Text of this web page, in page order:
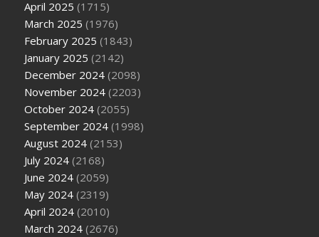
April 2025 (1715)
March 2025 (1976)
February 2025 (1843)
January 2025 (2142)
December 2024 (2098)
November 2024 (2203)
October 2024 (2055)
September 2024 (1998)
August 2024 (2153)
July 2024 (2168)
June 2024 (2059)
May 2024 (2319)
April 2024 (2010)
March 2024 (2676)